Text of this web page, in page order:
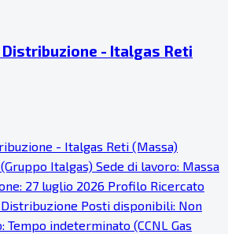
- Italgas Reti
- Italgas Reti (Massa)
Italgas) Sede di lavoro: Massa
27 luglio 2026 Profilo Ricercato
Posti disponibili: Non
indeterminato (CCNL Gas